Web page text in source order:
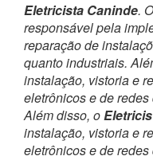
Eletricista Caninde.
responsável pela
reparação de
quanto industriais.
instalação, vistoria e
eletrônicos e de
Além disso, o
instalação, vistoria e
eletrônicos e de